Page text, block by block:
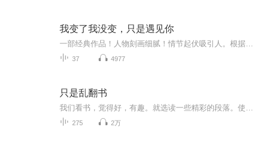
我变了我没变，只是遇见你
37 4977
只是乱翻书
275 2万